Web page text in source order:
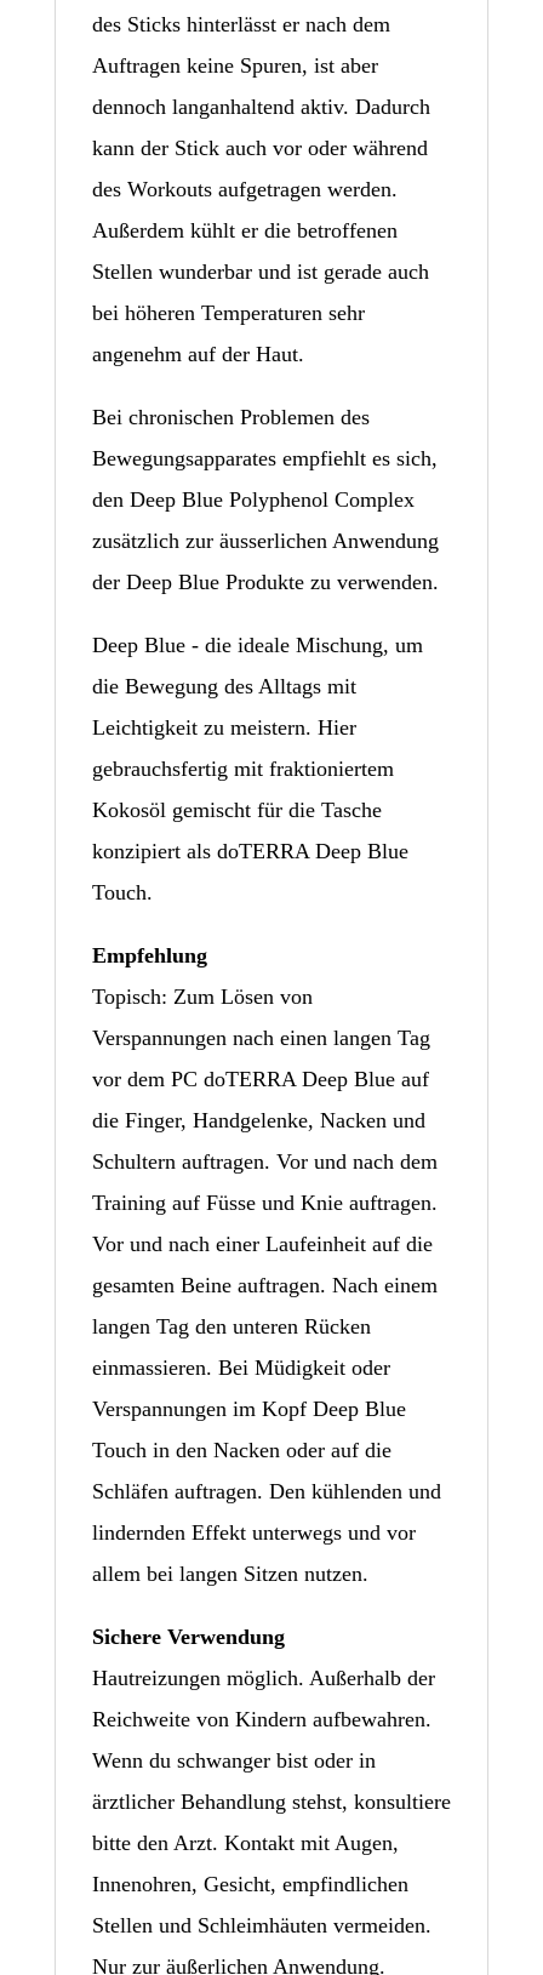
des Sticks hinterlässt er nach dem
Auftragen keine Spuren, ist aber
dennoch langanhaltend aktiv. Dadurch
kann der Stick auch vor oder während
des Workouts aufgetragen werden.
Außerdem kühlt er die betroffenen
Stellen wunderbar und ist gerade auch
bei höheren Temperaturen sehr
angenehm auf der Haut.
Bei chronischen Problemen des
Bewegungsapparates empfiehlt es sich,
den Deep Blue Polyphenol Complex
zusätzlich zur äusserlichen Anwendung
der Deep Blue Produkte zu verwenden.
Deep Blue - die ideale Mischung, um
die Bewegung des Alltags mit
Leichtigkeit zu meistern. Hier
gebrauchsfertig mit fraktioniertem
Kokosöl gemischt für die Tasche
konzipiert als doTERRA Deep Blue
Touch.
Empfehlung
Topisch: Zum Lösen von
Verspannungen nach einen langen Tag
vor dem PC doTERRA Deep Blue auf
die Finger, Handgelenke, Nacken und
Schultern auftragen. Vor und nach dem
Training auf Füsse und Knie auftragen.
Vor und nach einer Laufeinheit auf die
gesamten Beine auftragen. Nach einem
langen Tag den unteren Rücken
einmassieren. Bei Müdigkeit oder
Verspannungen im Kopf Deep Blue
Touch in den Nacken oder auf die
Schläfen auftragen. Den kühlenden und
lindernden Effekt unterwegs und vor
allem bei langen Sitzen nutzen.
Sichere Verwendung
Hautreizungen möglich. Außerhalb der
Reichweite von Kindern aufbewahren.
Wenn du schwanger bist oder in
ärztlicher Behandlung stehst, konsultiere
bitte den Arzt. Kontakt mit Augen,
Innenohren, Gesicht, empfindlichen
Stellen und Schleimhäuten vermeiden.
Nur zur äußerlichen Anwendung.